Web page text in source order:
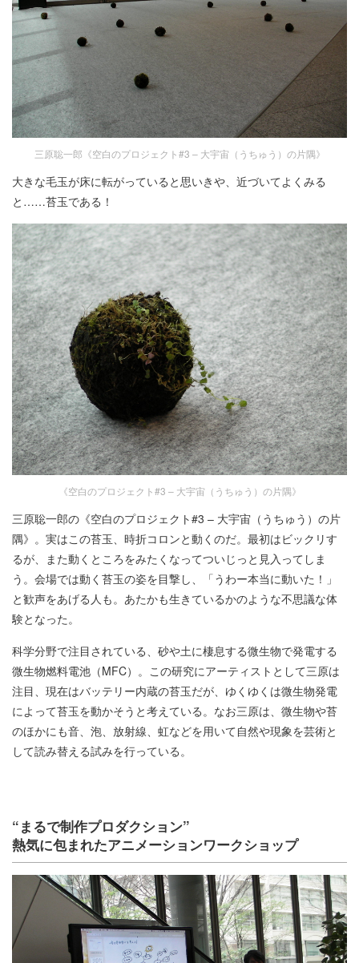
三原聡一郎《空白のプロジェクト#3 – 大宇宙（うちゅう）の片隅》
大きな毛玉が床に転がっていると思いきや、近づいてよくみる
と……苔玉である！
《空白のプロジェクト#3 – 大宇宙（うちゅう）の片隅》
三原聡一郎の《空白のプロジェクト#3 – 大宇宙（うちゅう）の片
隅》。実はこの苔玉、時折コロンと動くのだ。最初はビックリす
るが、また動くところをみたくなってついじっと見入ってしま
う。会場では動く苔玉の姿を目撃し、「うわー本当に動いた！」
と歓声をあげる人も。あたかも生きているかのような不思議な体
験となった。
科学分野で注目されている、砂や土に棲息する微生物で発電する
微生物燃料電池（MFC）。この研究にアーティストとして三原は
注目、現在はバッテリー内蔵の苔玉だが、ゆくゆくは微生物発電
によって苔玉を動かそうと考えている。なお三原は、微生物や苔
のほかにも音、泡、放射線、虹などを用いて自然や現象を芸術と
して読み替える試みを行っている。
“まるで制作プロダクション”
熱気に包まれたアニメーションワークショップ